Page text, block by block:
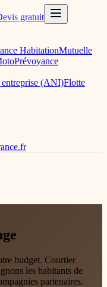
gratuit
HabitationMutuelle
Prévoyance
(ANI)Flotte
budget. Courtier
les habitants de
partenaires.